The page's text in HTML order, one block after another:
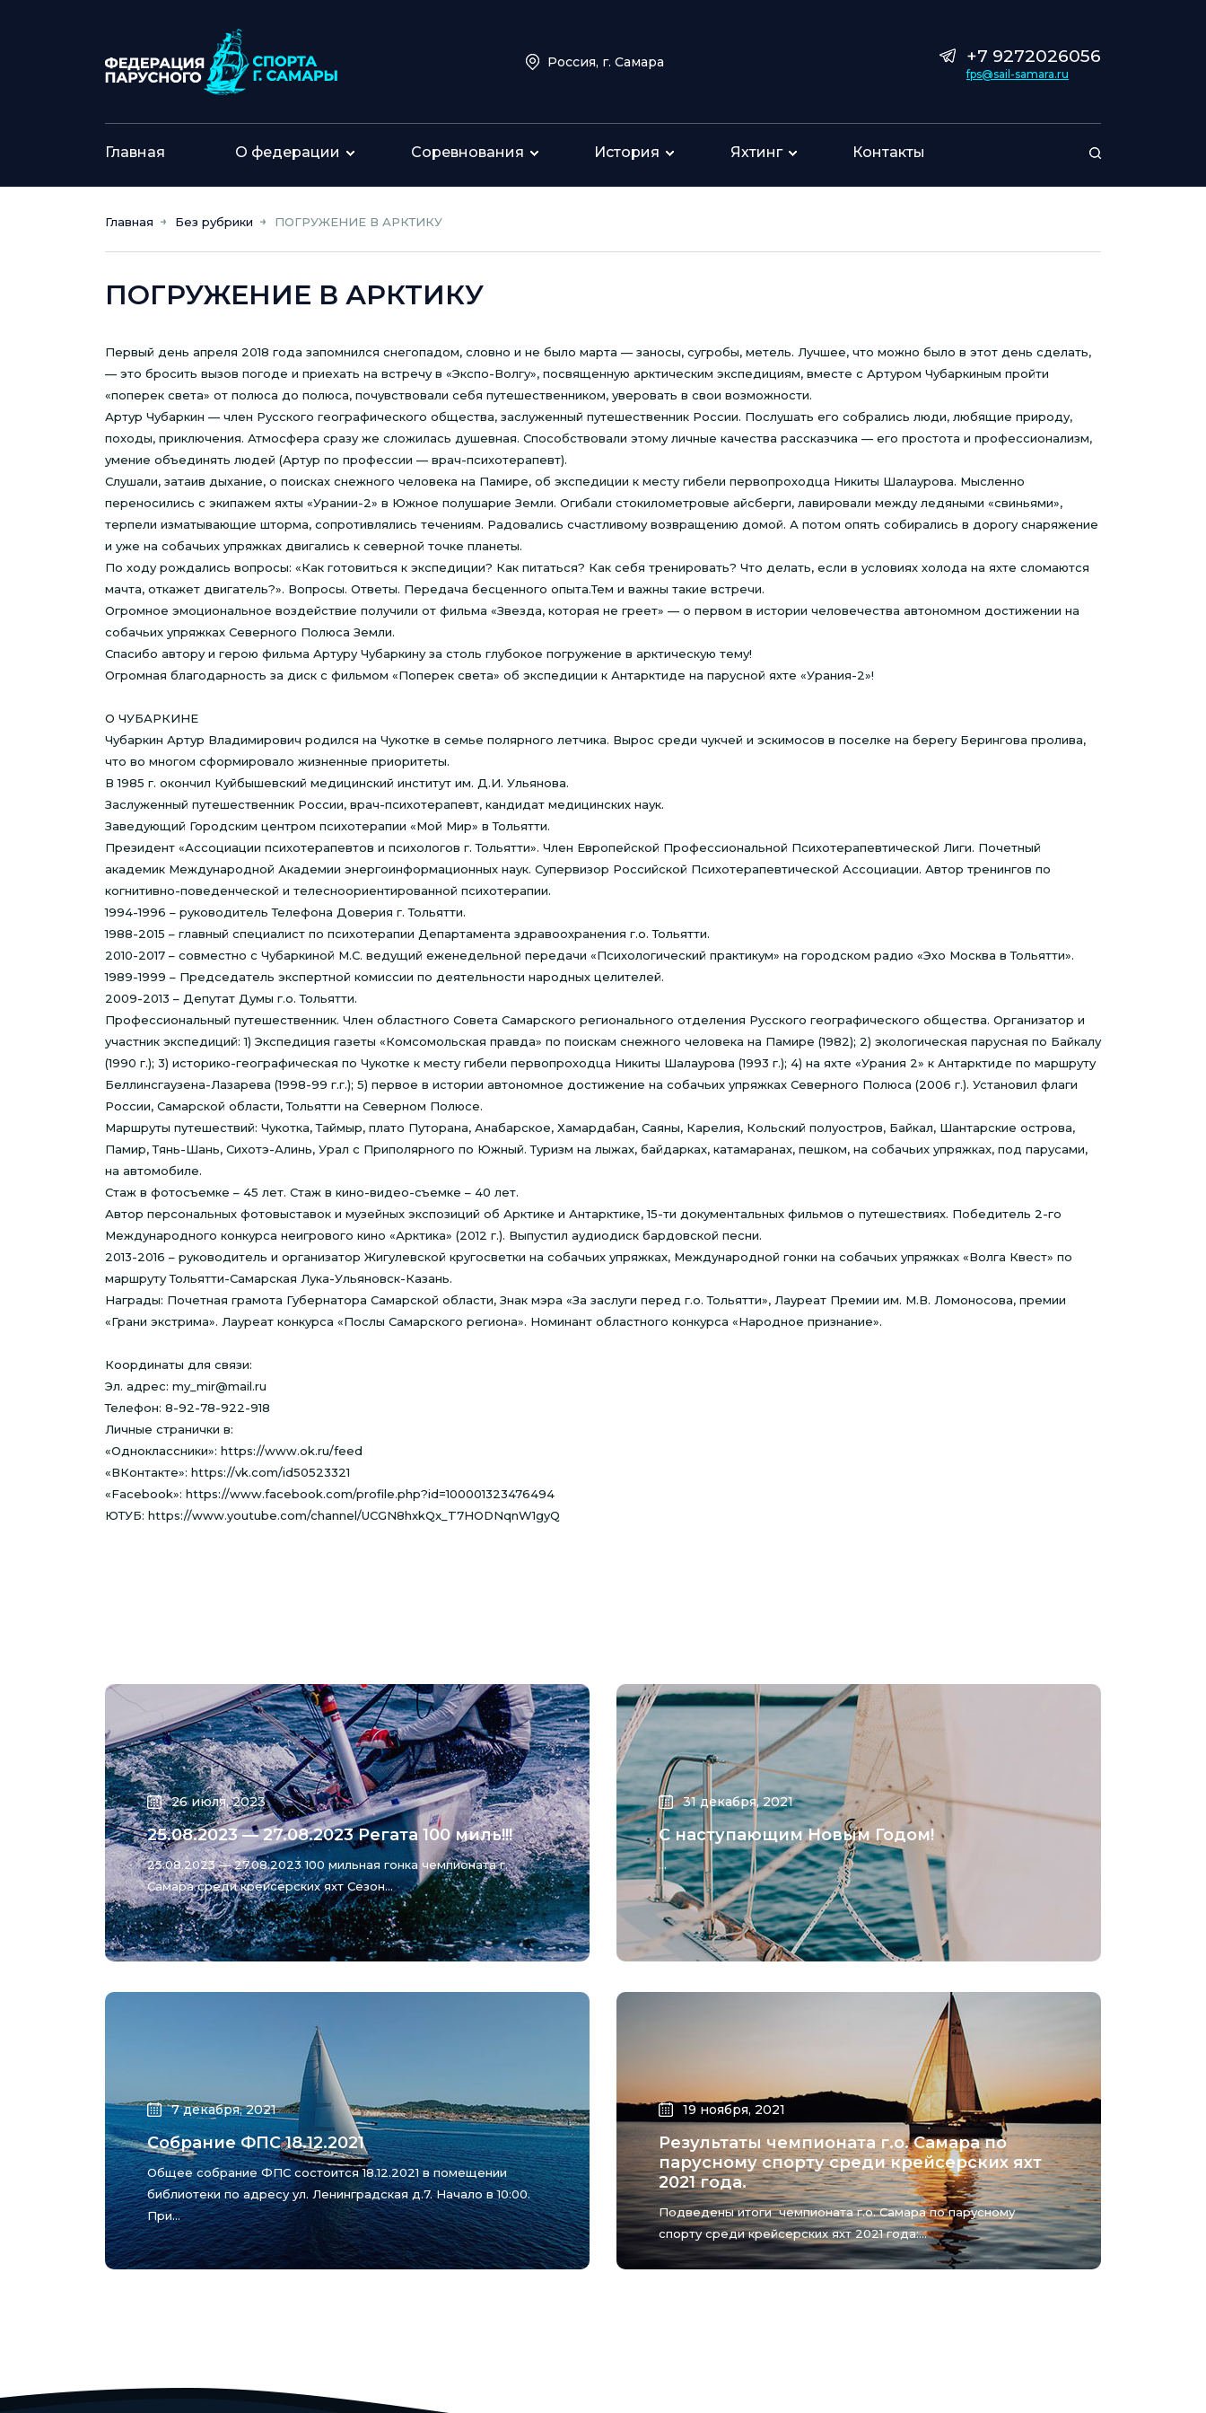
Россия, г. Самара +7 9272026056
fps@sail-samara.ru
Главная О федерации Соревнования История Яхтинг Контакты
Главная Без рубрики ПОГРУЖЕНИЕ В АРКТИКУ
ПОГРУЖЕНИЕ В АРКТИКУ
Первый день апреля 2018 года запомнился снегопадом, словно и не было марта — заносы, сугробы, метель. Лучшее, что можно было в этот день сделать,
— это бросить вызов погоде и приехать на встречу в «Экспо-Волгу», посвященную арктическим экспедициям, вместе с Артуром Чубаркиным пройти
«поперек света» от полюса до полюса, почувствовали себя путешественником, уверовать в свои возможности.
Артур Чубаркин — член Русского географического общества, заслуженный путешественник России. Послушать его собрались люди, любящие природу,
походы, приключения. Атмосфера сразу же сложилась душевная. Способствовали этому личные качества рассказчика — его простота и профессионализм,
умение объединять людей (Артур по профессии — врач-психотерапевт).
Слушали, затаив дыхание, о поисках снежного человека на Памире, об экспедиции к месту гибели первопроходца Никиты Шалаурова. Мысленно
переносились с экипажем яхты «Урании-2» в Южное полушарие Земли. Огибали стокилометровые айсберги, лавировали между ледяными «свиньями»,
терпели изматывающие шторма, сопротивлялись течениям. Радовались счастливому возвращению домой. А потом опять собирались в дорогу снаряжение
и уже на собачьих упряжках двигались к северной точке планеты.
По ходу рождались вопросы: «Как готовиться к экспедиции? Как питаться? Как себя тренировать? Что делать, если в условиях холода на яхте сломаются
мачта, откажет двигатель?». Вопросы. Ответы. Передача бесценного опыта.Тем и важны такие встречи.
Огромное эмоциональное воздействие получили от фильма «Звезда, которая не греет» — о первом в истории человечества автономном достижении на
собачьих упряжках Северного Полюса Земли.
Спасибо автору и герою фильма Артуру Чубаркину за столь глубокое погружение в арктическую тему!
Огромная благодарность за диск с фильмом «Поперек света» об экспедиции к Антарктиде на парусной яхте «Урания-2»!
О ЧУБАРКИНЕ
Чубаркин Артур Владимирович родился на Чукотке в семье полярного летчика. Вырос среди чукчей и эскимосов в поселке на берегу Берингова пролива,
что во многом сформировало жизненные приоритеты.
В 1985 г. окончил Куйбышевский медицинский институт им. Д.И. Ульянова.
Заслуженный путешественник России, врач-психотерапевт, кандидат медицинских наук.
Заведующий Городским центром психотерапии «Мой Мир» в Тольятти.
Президент «Ассоциации психотерапевтов и психологов г. Тольятти». Член Европейской Профессиональной Психотерапевтической Лиги. Почетный
академик Международной Академии энергоинформационных наук. Супервизор Российской Психотерапевтической Ассоциации. Автор тренингов по
когнитивно-поведенческой и телесноориентированной психотерапии.
1994-1996 – руководитель Телефона Доверия г. Тольятти.
1988-2015 – главный специалист по психотерапии Департамента здравоохранения г.о. Тольятти.
2010-2017 – совместно с Чубаркиной М.С. ведущий еженедельной передачи «Психологический практикум» на городском радио «Эхо Москва в Тольятти».
1989-1999 – Председатель экспертной комиссии по деятельности народных целителей.
2009-2013 – Депутат Думы г.о. Тольятти.
Профессиональный путешественник. Член областного Совета Самарского регионального отделения Русского географического общества. Организатор и
участник экспедиций: 1) Экспедиция газеты «Комсомольская правда» по поискам снежного человека на Памире (1982); 2) экологическая парусная по Байкалу
(1990 г.); 3) историко-географическая по Чукотке к месту гибели первопроходца Никиты Шалаурова (1993 г.); 4) на яхте «Урания 2» к Антарктиде по маршруту
Беллинсгаузена-Лазарева (1998-99 г.г.); 5) первое в истории автономное достижение на собачьих упряжках Северного Полюса (2006 г.). Установил флаги
России, Самарской области, Тольятти на Северном Полюсе.
Маршруты путешествий: Чукотка, Таймыр, плато Путорана, Анабарское, Хамардабан, Саяны, Карелия, Кольский полуостров, Байкал, Шантарские острова,
Памир, Тянь-Шань, Сихотэ-Алинь, Урал с Приполярного по Южный. Туризм на лыжах, байдарках, катамаранах, пешком, на собачьих упряжках, под парусами,
на автомобиле.
Стаж в фотосъемке – 45 лет. Стаж в кино-видео-съемке – 40 лет.
Автор персональных фотовыставок и музейных экспозиций об Арктике и Антарктике, 15-ти документальных фильмов о путешествиях. Победитель 2-го
Международного конкурса неигрового кино «Арктика» (2012 г.). Выпустил аудиодиск бардовской песни.
2013-2016 – руководитель и организатор Жигулевской кругосветки на собачьих упряжках, Международной гонки на собачьих упряжках «Волга Квест» по
маршруту Тольятти-Самарская Лука-Ульяновск-Казань.
Награды: Почетная грамота Губернатора Самарской области, Знак мэра «За заслуги перед г.о. Тольятти», Лауреат Премии им. М.В. Ломоносова, премии
«Грани экстрима». Лауреат конкурса «Послы Самарского региона». Номинант областного конкурса «Народное признание».
Координаты для связи:
Эл. адрес: my_mir@mail.ru
Телефон: 8-92-78-922-918
Личные странички в:
«Одноклассники»: https://www.ok.ru/feed
«ВКонтакте»: https://vk.com/id50523321
«Facebook»: https://www.facebook.com/profile.php?id=100001323476494
ЮТУБ: https://www.youtube.com/channel/UCGN8hxkQx_T7HODNqnW1gyQ
26 июля, 2023
25.08.2023 — 27.08.2023 Регата 100 миль!!!
25.08.2023 — 27.08.2023 100 мильная гонка чемпионата г.
Самара среди крейсерских яхт Сезон...
31 декабря, 2021
С наступающим Новым Годом!
...
7 декабря, 2021
Собрание ФПС 18.12.2021
Общее собрание ФПС состоится 18.12.2021 в помещении
библиотеки по адресу ул. Ленинградская д.7. Начало в 10:00.
При...
19 ноября, 2021
Результаты чемпионата г.о. Самара по
парусному спорту среди крейсерских яхт
2021 года.
Подведены итоги чемпионата г.о. Самара по парусному
спорту среди крейсерских яхт 2021 года:...